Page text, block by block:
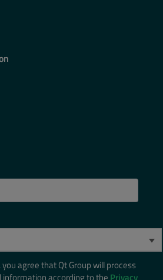
agree that Qt Group will process